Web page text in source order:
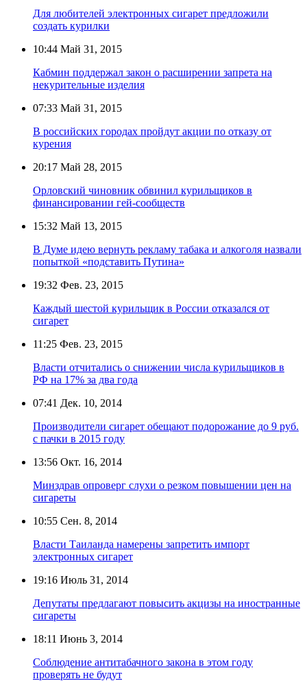
Для любителей электронных сигарет предложили
создать курилки
10:44 Май 31, 2015
Кабмин поддержал закон о расширении запрета на
некурительные изделия
07:33 Май 31, 2015
В российских городах пройдут акции по отказу от
курения
20:17 Май 28, 2015
Орловский чиновник обвинил курильщиков в
финансировании гей-сообществ
15:32 Май 13, 2015
В Думе идею вернуть рекламу табака и алкоголя назвали
попыткой «подставить Путина»
19:32 Фев. 23, 2015
Каждый шестой курильщик в России отказался от
сигарет
11:25 Фев. 23, 2015
Власти отчитались о снижении числа курильщиков в
РФ на 17% за два года
07:41 Дек. 10, 2014
Производители сигарет обещают подорожание до 9 руб.
с пачки в 2015 году
13:56 Окт. 16, 2014
Минздрав опроверг слухи о резком повышении цен на
сигареты
10:55 Сен. 8, 2014
Власти Таиланда намерены запретить импорт
электронных сигарет
19:16 Июль 31, 2014
Депутаты предлагают повысить акцизы на иностранные
сигареты
18:11 Июнь 3, 2014
Соблюдение антитабачного закона в этом году
проверять не будут